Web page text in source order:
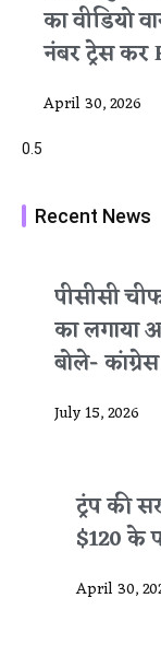
का वीडियो
नंबर ट्रेस कर
April 30, 2026
Recent News
पीसीसी
का लगाया
बोले-
July 15, 2026
ट्रंप की
$120 के
April 30,